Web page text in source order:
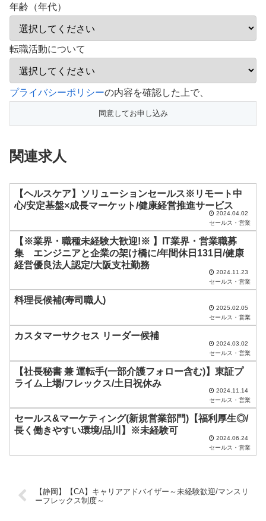
年齢（年代）
転職活動について
こ
フ
ー
は
ま
に
て
く
だ
。
プライバシーポリシーの内容を確認した上で、
関連求人
【ヘルスケア】ソリューションセールス※リモート中
心/安定基盤×成長マーケット/健康経営推進サービス
2024.04.02
セールス・営業
【※業界・職種未経験大歓迎!※ 】IT業界・営業職募
集 エンジニアと企業の架け橋に/年間休日131日/健康
経営優良法人認定/大阪支社勤務
2024.11.23
セールス・営業
料理長候補(寿司職人)
2025.02.05
セールス・営業
カスタマーサクセス リーダー候補
2024.03.02
セールス・営業
【社長秘書 兼 運転手(一部介護フォロー含む)】東証プ
ライム上場/フレックス/土日祝休み
2024.11.14
セールス・営業
セールス&マーケティング(新規営業部門)【福利厚生◎/
長く働きやすい環境/品川】※未経験可
2024.06.24
セールス・営業
【静岡】【CA】キャリアアドバイザー～未経験歓迎/マンスリ
ーフレックス制度～